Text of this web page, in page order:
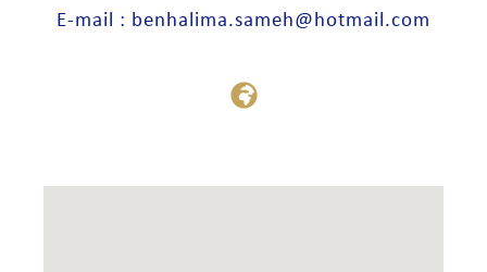
E-mail : benhalima.sameh@hotmail.com